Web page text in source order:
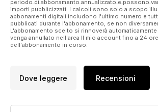
periodo di abbonamento annualizzato e possono
importi pubblicizzati. I calcoli sono solo a scopo
abbonamenti digitali includono l'ultimo numero e
pubblicati durante l'abbonamento, se non
L'abbonamento scelto si rinnoverà
venga annullato nell'area Il mio account fino a 24
dell'abbonamento in corso.
Dove leggere Recensioni